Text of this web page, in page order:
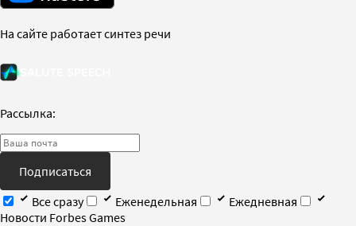
На сайте работает синтез речи
Рассылка:
Подписаться
Все сразу
Еженедельная
Ежедневная
Новости Forbes Games